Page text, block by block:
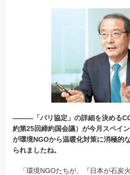
―――「パリ協定」の詳細を決める
約第25回締約国会議）が今月スペイ
が環境NGOから温暖化対策に消極的
られましたね。
「環境NGOたちが、『日本が石炭